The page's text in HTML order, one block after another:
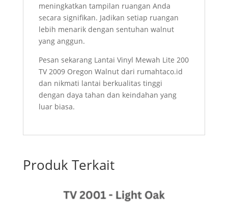
meningkatkan tampilan ruangan Anda
secara signifikan. Jadikan setiap ruangan
lebih menarik dengan sentuhan walnut
yang anggun.
Pesan sekarang Lantai Vinyl Mewah Lite 200
TV 2009 Oregon Walnut dari rumahtaco.id
dan nikmati lantai berkualitas tinggi
dengan daya tahan dan keindahan yang
luar biasa.
Produk Terkait